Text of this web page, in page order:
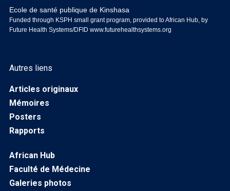
Ecole de santé publique de Kinshasa
Funded through KSPH small grant program, provided to African Hub, by
Future Health Systems/DFID www.futurehealthsystems.org
Autres liens
Articles originaux
Mémoires
Posters
Rapports
African Hub
Faculté de Médecine
Galeries photos